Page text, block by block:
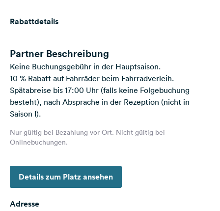
Einloggen
Newsletter
Fragen &
Feedback
Sprache:
Deutsch
Folge
uns
Social
Rabattdetails
Partner Beschreibung
Keine Buchungsgebühr in der Hauptsaison.
10 % Rabatt auf Fahrräder beim Fahrradverleih.
Spätabreise bis 17:00 Uhr (falls keine Folgebuchung
besteht), nach Absprache in der Rezeption (nicht in
Saison I).
Nur gültig bei Bezahlung vor Ort. Nicht gültig bei
Onlinebuchungen.
Details zum Platz ansehen
Adresse